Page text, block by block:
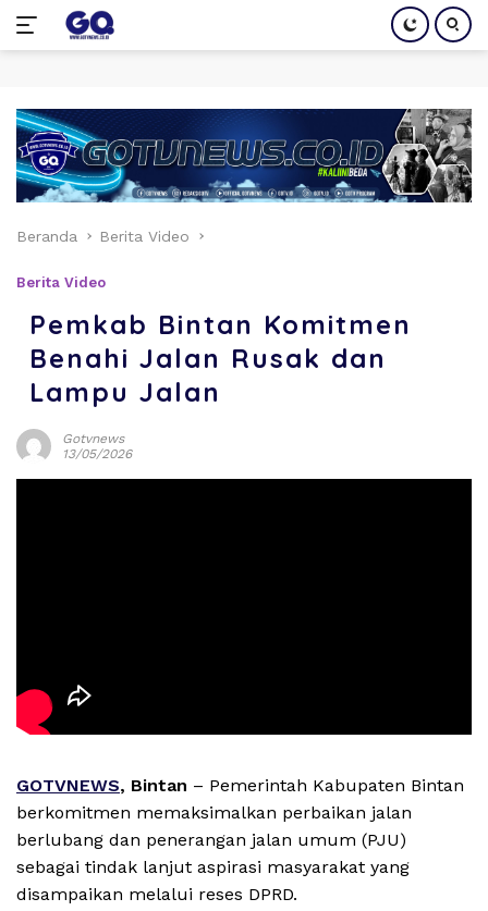
konten
Beranda Berita Video
Berita Video
Pemkab Bintan Komitmen
Benahi Jalan Rusak dan
Lampu Jalan
Gotvnews
13/05/2026
GOTVNEWS, Bintan – Pemerintah Kabupaten Bintan
berkomitmen memaksimalkan perbaikan jalan
berlubang dan penerangan jalan umum (PJU)
sebagai tindak lanjut aspirasi masyarakat yang
disampaikan melalui reses DPRD.